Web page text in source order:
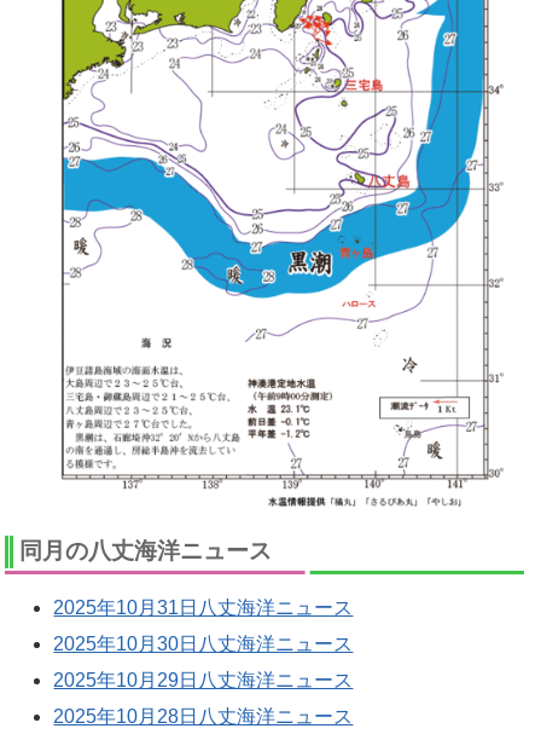
同月の八丈海洋ニュース
2025年10月31日八丈海洋ニュース
2025年10月30日八丈海洋ニュース
2025年10月29日八丈海洋ニュース
2025年10月28日八丈海洋ニュース